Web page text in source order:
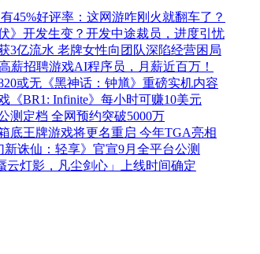
45%好评率：这网游咋刚火就翻车了？
》开发生变？开发中途裁员，进度引忧
3亿流水 老牌女性向团队深陷经营困局
薪招聘游戏AI程序员，月薪近百万！
或无《黑神话：钟馗》重磅实机内容
《BR1: Infinite》每小时可赚10美元
测定档 全网预约突破5000万
底王牌游戏将更名重启 今年TGA亮相
诛仙：轻享》官宣9月全平台公测
云灯影，凡尘剑心」上线时间确定